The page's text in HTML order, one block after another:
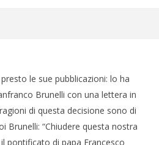
le sue pubblicazioni: lo ha
Brunelli con una lettera in
di questa decisione sono di
Brunelli: “Chiudere questa nostra
pontificato di papa Francesco